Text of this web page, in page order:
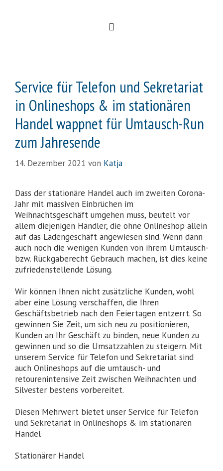
Service für Telefon und Sekretariat
in Onlineshops & im stationären
Handel wappnet für Umtausch-Run
zum Jahresende
14. Dezember 2021 von Katja
Dass der stationäre Handel auch im zweiten Corona-
Jahr mit massiven Einbrüchen im
Weihnachtsgeschäft umgehen muss, beutelt vor
allem diejenigen Händler, die ohne Onlineshop allein
auf das Ladengeschäft angewiesen sind. Wenn dann
auch noch die wenigen Kunden von ihrem Umtausch-
bzw. Rückgaberecht Gebrauch machen, ist dies keine
zufriedenstellende Lösung.
Wir können Ihnen nicht zusätzliche Kunden, wohl
aber eine Lösung verschaffen, die Ihren
Geschäftsbetrieb nach den Feiertagen entzerrt. So
gewinnen Sie Zeit, um sich neu zu positionieren,
Kunden an Ihr Geschäft zu binden, neue Kunden zu
gewinnen und so die Umsatzzahlen zu steigern. Mit
unserem Service für Telefon und Sekretariat sind
auch Onlineshops auf die umtausch- und
retourenintensive Zeit zwischen Weihnachten und
Silvester bestens vorbereitet.
Diesen Mehrwert bietet unser Service für Telefon
und Sekretariat in Onlineshops & im stationären
Handel
Stationärer Handel